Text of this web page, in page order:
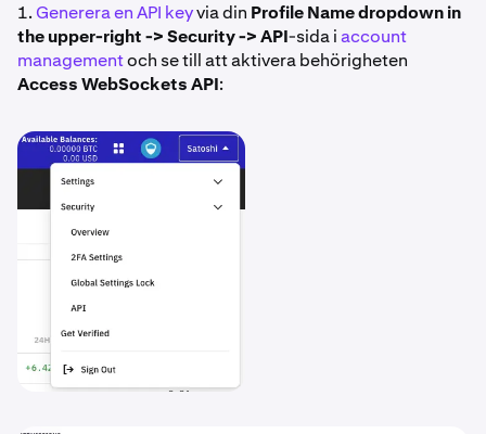
1. Generera en API keyvia din Profile Name dropdown in
the upper-right -> Security -> API-sida iaccount
managementoch se till att aktivera behörigheten
Access WebSockets API: